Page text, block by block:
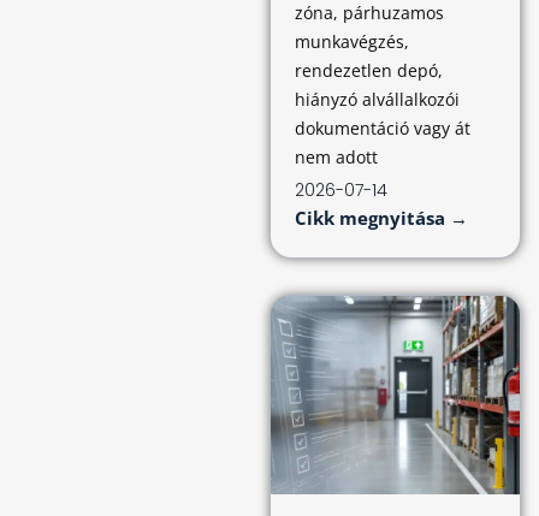
zóna, párhuzamos
munkavégzés,
rendezetlen depó,
hiányzó alvállalkozói
dokumentáció vagy át
nem adott
2026-07-14
Cikk megnyitása →